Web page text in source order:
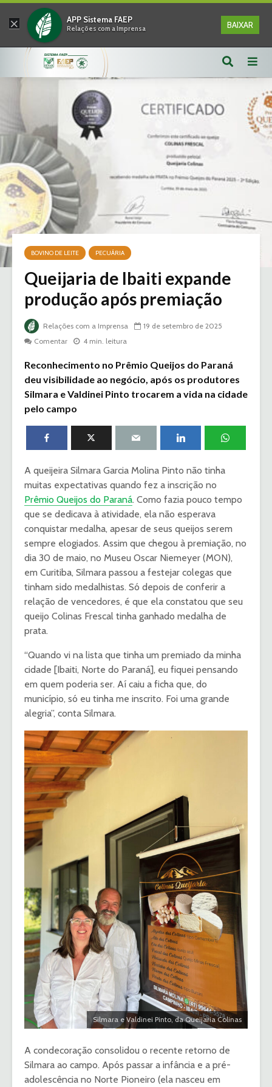
× APP Sistema FAEP
Relações com a Imprensa BAIXAR
BOVINO DE LEITE PECUÁRIA
Queijaria de Ibaiti expande
produção após premiação
Relações com a Imprensa
19 de setembro de 2025
Comentar
4 min. leitura
Reconhecimento no Prêmio Queijos do Paraná
deu visibilidade ao negócio, após os produtores
Silmara e Valdinei Pinto trocarem a vida na cidade
pelo campo
A queijeira Silmara Garcia Molina Pinto não tinha
muitas expectativas quando fez a inscrição no
Prêmio Queijos do Paraná. Como fazia pouco tempo
que se dedicava à atividade, ela não esperava
conquistar medalha, apesar de seus queijos serem
sempre elogiados. Assim que chegou à premiação, no
dia 30 de maio, no Museu Oscar Niemeyer (MON),
em Curitiba, Silmara passou a festejar colegas que
tinham sido medalhistas. Só depois de conferir a
relação de vencedores, é que ela constatou que seu
queijo Colinas Frescal tinha ganhado medalha de
prata.
“Quando vi na lista que tinha um premiado da minha
cidade [Ibaiti, Norte do Paraná], eu fiquei pensando
em quem poderia ser. Aí caiu a ficha que, do
município, só eu tinha me inscrito. Foi uma grande
alegria”, conta Silmara.
Silmara e Valdinei Pinto, da Queijaria Colinas
A condecoração consolidou o recente retorno de
Silmara ao campo. Após passar a infância e a pré-
adolescência no Norte Pioneiro (ela nasceu em